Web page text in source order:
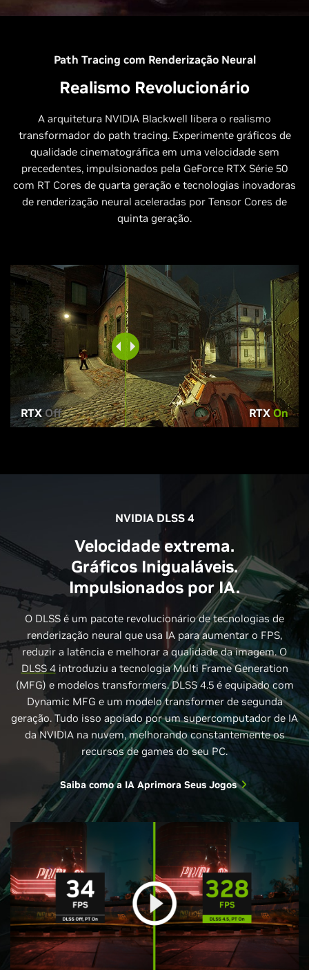
Path Tracing com Renderização Neural
Realismo Revolucionário
A arquitetura NVIDIA Blackwell libera o realismo
transformador do path tracing. Experimente gráficos de
qualidade cinematográfica em uma velocidade sem
precedentes, impulsionados pela GeForce RTX Série 50
com RT Cores de quarta geração e tecnologias inovadoras
de renderização neural aceleradas por Tensor Cores de
quinta geração.
RTXOff RTXOn
NVIDIA DLSS 4
Velocidade extrema.
Gráficos Inigualáveis.
Impulsionados por IA.
O DLSS é um pacote revolucionário de tecnologias de
renderização neural que usa IA para aumentar o FPS,
reduzir a latência e melhorar a qualidade da imagem. O
DLSS 4introduziu a tecnologia Multi Frame Generation
(MFG) e modelos transformers. DLSS 4.5 é equipado com
Dynamic MFG e um modelo transformer de segunda
geração. Tudo isso apoiado por um supercomputador de IA
da NVIDIA na nuvem, melhorando constantemente os
recursos de games do seu PC.
Saiba como a IA Aprimora Seus Jogos